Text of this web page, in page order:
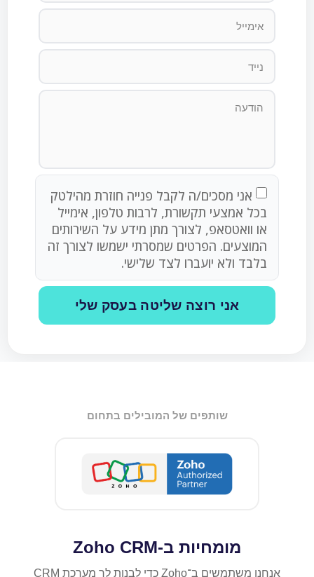
אני מסכים/ה לקבל פנייה חוזרת מהילטק
בכל אמצעי תקשורת, לרבות טלפון, אימייל
או וואטסאפ, לצורך מתן מידע על השירותים
המוצעים. הפרטים שמסרתי ישמשו לצורך זה
בלבד ולא יועברו לצד שלישי.
אני רוצה שליטה בעסק שלי
שותפים של המובילים בתחום
מומחיות ב-Zoho CRM
אנחנו משתמשים ב־Zoho כדי לבנות לך מערכת CRM